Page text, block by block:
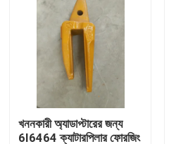
উদ্ধৃতির জন্য আবেদন
কোমাটসু এক্সকাভেটর বালতি দাঁত
খননকারী রিপার দাঁত
খননকারী অ্যাডাপ্টারের জন্য
6I6464 ক্যাটারপিলার ফোরজিং